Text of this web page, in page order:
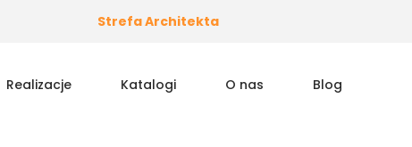
Strefa Architekta
Realizacje Katalogi O nas Blog